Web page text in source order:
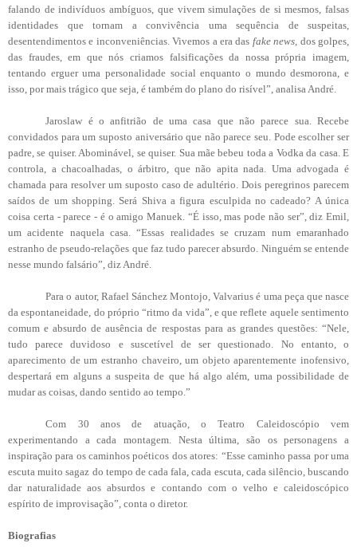
falando de indivíduos ambíguos, que vivem simulações de si mesmos, falsas
identidades que tornam a convivência uma sequência de suspeitas,
desentendimentos e inconveniências. Vivemos a era das fake news , dos golpes,
das fraudes, em que nós criamos falsificações da nossa própria imagem,
tentando erguer uma personalidade social enquanto o mundo desmorona, e
isso, por mais trágico que seja, é também do plano do risível”, analisa André.
Jaroslaw é o anfitrião de uma casa que não parece sua. Recebe
convidados para um suposto aniversário que não parece seu. Pode escolher ser
padre, se quiser. Abominável, se quiser. Sua mãe bebeu toda a Vodka da casa. E
controla, a chacoalhadas, o árbitro, que não apita nada. Uma advogada é
chamada para resolver um suposto caso de adultério. Dois peregrinos parecem
saídos de um shopping. Será Shiva a figura esculpida no cadeado? A única
coisa certa - parece - é o amigo Manuek. “É isso, mas pode não ser”, diz Emil,
um acidente naquela casa. “Essas realidades se cruzam num emaranhado
estranho de pseudo-relações que faz tudo parecer absurdo. Ninguém se entende
nesse mundo falsário”, diz André.
Para o autor, Rafael Sánchez Montojo, Valvarius é uma peça que nasce
da espontaneidade, do próprio “ritmo da vida”, e que reflete aquele sentimento
comum e absurdo de ausência de respostas para as grandes questões: “Nele,
tudo parece duvidoso e suscetível de ser questionado. No entanto, o
aparecimento de um estranho chaveiro, um objeto aparentemente inofensivo,
despertará em alguns a suspeita de que há algo além, uma possibilidade de
mudar as coisas, dando sentido ao tempo.”
Com 30 anos de atuação, o Teatro Caleidoscópio vem
experimentando a cada montagem. Nesta última, são os personagens a
inspiração para os caminhos poéticos dos atores: “Esse caminho passa por uma
escuta muito sagaz do tempo de cada fala, cada escuta, cada silêncio, buscando
dar naturalidade aos absurdos e contando com o velho e caleidoscópico
espírito de improvisação”, conta o diretor.
Biografias